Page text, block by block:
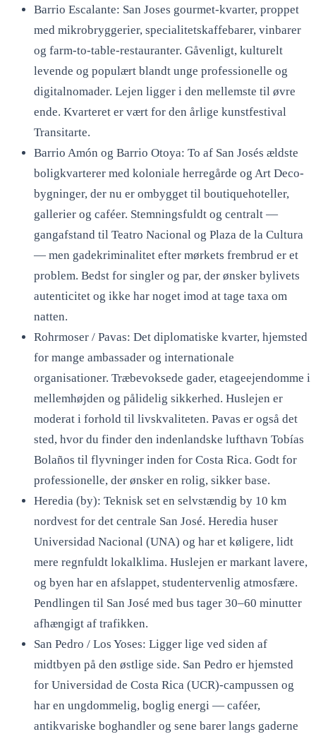
Barrio Escalante: San Joses gourmet-kvarter, proppet
med mikrobryggerier, specialitetskaffebarer, vinbarer
og farm-to-table-restauranter. Gåvenligt, kulturelt
levende og populært blandt unge professionelle og
digitalnomader. Lejen ligger i den mellemste til øvre
ende. Kvarteret er vært for den årlige kunstfestival
Transitarte.
Barrio Amón og Barrio Otoya: To af San Josés ældste
boligkvarterer med koloniale herregårde og Art Deco-
bygninger, der nu er ombygget til boutiquehoteller,
gallerier og caféer. Stemningsfuldt og centralt —
gangafstand til Teatro Nacional og Plaza de la Cultura
— men gadekriminalitet efter mørkets frembrud er et
problem. Bedst for singler og par, der ønsker bylivets
autenticitet og ikke har noget imod at tage taxa om
natten.
Rohrmoser / Pavas: Det diplomatiske kvarter, hjemsted
for mange ambassader og internationale
organisationer. Træbevoksede gader, etageejendomme i
mellemhøjden og pålidelig sikkerhed. Huslejen er
moderat i forhold til livskvaliteten. Pavas er også det
sted, hvor du finder den indenlandske lufthavn Tobías
Bolaños til flyvninger inden for Costa Rica. Godt for
professionelle, der ønsker en rolig, sikker base.
Heredia (by): Teknisk set en selvstændig by 10 km
nordvest for det centrale San José. Heredia huser
Universidad Nacional (UNA) og har et køligere, lidt
mere regnfuldt lokalklima. Huslejen er markant lavere,
og byen har en afslappet, studentervenlig atmosfære.
Pendlingen til San José med bus tager 30–60 minutter
afhængigt af trafikken.
San Pedro / Los Yoses: Ligger lige ved siden af
midtbyen på den østlige side. San Pedro er hjemsted
for Universidad de Costa Rica (UCR)-campussen og
har en ungdommelig, boglig energi — caféer,
antikvariske boghandler og sene barer langs gaderne